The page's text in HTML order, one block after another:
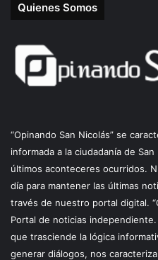
Quienes Somos
“Opinando San Nicolás” se
informada a la ciudadanía de
últimos aconteceres ocurridos.
día para mantener las últimas
través de nuestro portal digital.
Portal de noticias
que trasciende la lógica
generar diálogos, nos